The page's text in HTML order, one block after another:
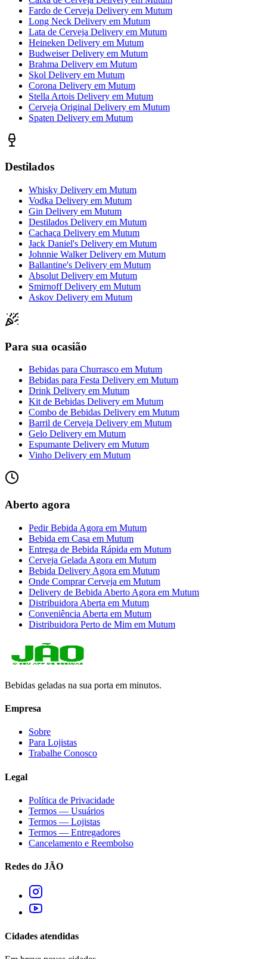
Fardo de Cerveja Delivery em Mutum
Long Neck Delivery em Mutum
Lata de Cerveja Delivery em Mutum
Heineken Delivery em Mutum
Budweiser Delivery em Mutum
Brahma Delivery em Mutum
Skol Delivery em Mutum
Corona Delivery em Mutum
Stella Artois Delivery em Mutum
Cerveja Original Delivery em Mutum
Spaten Delivery em Mutum
Destilados
Whisky Delivery em Mutum
Vodka Delivery em Mutum
Gin Delivery em Mutum
Destilados Delivery em Mutum
Cachaça Delivery em Mutum
Jack Daniel's Delivery em Mutum
Johnnie Walker Delivery em Mutum
Ballantine's Delivery em Mutum
Absolut Delivery em Mutum
Smirnoff Delivery em Mutum
Askov Delivery em Mutum
Para sua ocasião
Bebidas para Churrasco em Mutum
Bebidas para Festa Delivery em Mutum
Drink Delivery em Mutum
Kit de Bebidas Delivery em Mutum
Combo de Bebidas Delivery em Mutum
Barril de Cerveja Delivery em Mutum
Gelo Delivery em Mutum
Espumante Delivery em Mutum
Vinho Delivery em Mutum
Aberto agora
Pedir Bebida Agora em Mutum
Bebida em Casa em Mutum
Entrega de Bebida Rápida em Mutum
Cerveja Gelada Agora em Mutum
Bebida Delivery Agora em Mutum
Onde Comprar Cerveja em Mutum
Delivery de Bebida Aberto Agora em Mutum
Distribuidora Aberta em Mutum
Conveniência Aberta em Mutum
Distribuidora Perto de Mim em Mutum
Bebidas geladas na sua porta em minutos.
Empresa
Sobre
Para Lojistas
Trabalhe Conosco
Legal
Política de Privacidade
Termos — Usuários
Termos — Lojistas
Termos — Entregadores
Cancelamento e Reembolso
Redes do JÃO
Cidades atendidas